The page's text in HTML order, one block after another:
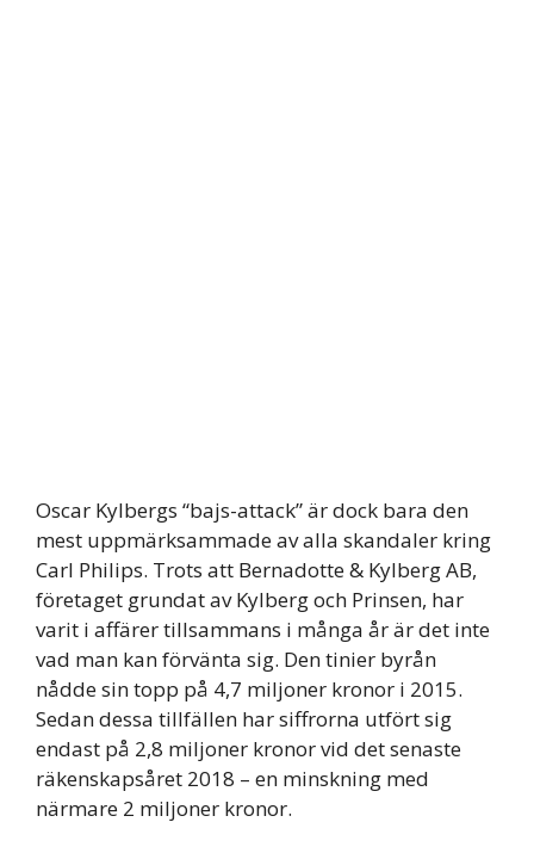
Oscar Kylbergs “bajs-attack” är dock bara den
mest uppmärksammade av alla skandaler kring
Carl Philips. Trots att Bernadotte & Kylberg AB,
företaget grundat av Kylberg och Prinsen, har
varit i affärer tillsammans i många år är det inte
vad man kan förvänta sig. Den tinier byrån
nådde sin topp på 4,7 miljoner kronor i 2015.
Sedan dessa tillfällen har siffrorna utfört sig
endast på 2,8 miljoner kronor vid det senaste
räkenskapsåret 2018 – en minskning med
närmare 2 miljoner kronor.